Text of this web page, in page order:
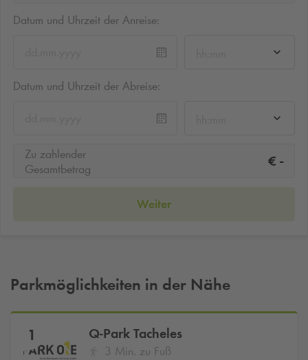
Datum und Uhrzeit der Anreise:
Datum und Uhrzeit der Abreise:
Zu zahlender
Gesamtbetrag
€ -
Weiter
Parkmöglichkeiten in der Nähe
1 Q-Park Tacheles
3 Min. zu Fuß